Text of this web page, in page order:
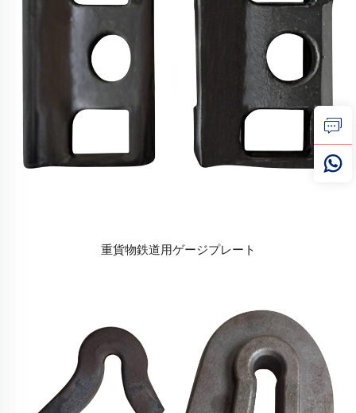
重貨物鉄道用ゲージプレート